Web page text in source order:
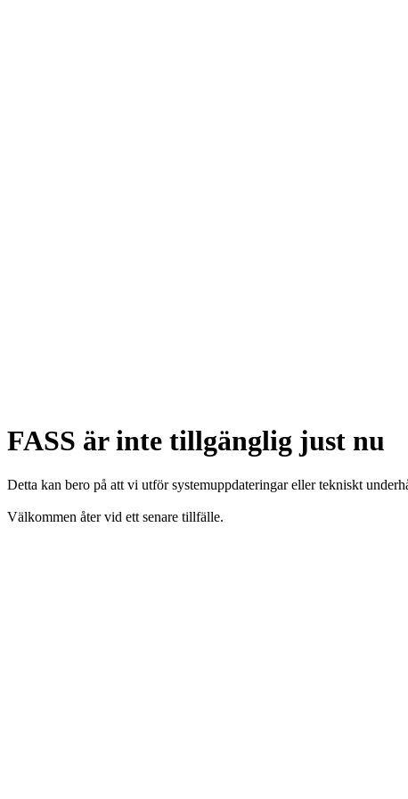
FASS är inte tillgänglig just nu
Detta kan bero på att vi utför systemuppdateringar eller tekniskt
Välkommen åter vid ett senare tillfälle.